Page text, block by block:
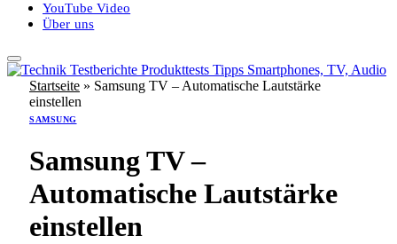
YouTube Video
Über uns
Startseite » Samsung TV – Automatische Lautstärke
einstellen
SAMSUNG
Samsung TV –
Automatische Lautstärke
einstellen